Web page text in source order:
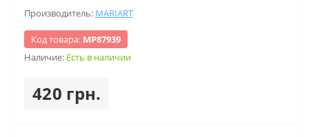
Производитель: MARIART
Код товара: МР87939
Наличие: Есть в наличии
420 грн.